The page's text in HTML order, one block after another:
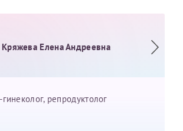
Кряжева Елена Андреевна
репродуктолог